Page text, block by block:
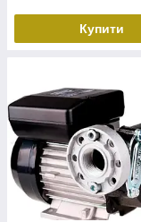
Купити